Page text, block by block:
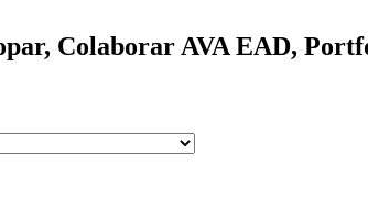
Colaborar AVA EAD,